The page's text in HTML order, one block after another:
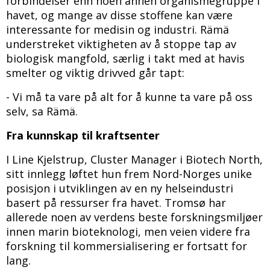
havet, og mange av disse stoffene kan være
interessante for medisin og industri. Rämä
understreket viktigheten av å stoppe tap av
biologisk mangfold, særlig i takt med at havis
smelter og viktig drivved går tapt:
- Vi må ta vare på alt for å kunne ta vare på oss
selv, sa Rämä.
Fra kunnskap til kraftsenter
I Line Kjelstrup, Cluster Manager i Biotech North,
sitt innlegg løftet hun frem Nord-Norges unike
posisjon i utviklingen av en ny helseindustri
basert på ressurser fra havet. Tromsø har
allerede noen av verdens beste forskningsmiljøer
innen marin bioteknologi, men veien videre fra
forskning til kommersialisering er fortsatt for
lang.